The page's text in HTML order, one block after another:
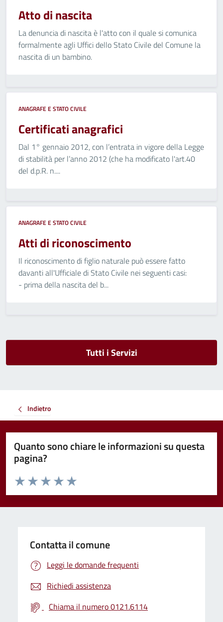
Atto di nascita
La denuncia di nascita è l'atto con il quale si comunica
formalmente agli Uffici dello Stato Civile del Comune la
nascita di un bambino.
ANAGRAFE E STATO CIVILE
Certificati anagrafici
Dal 1° gennaio 2012, con l’entrata in vigore della Legge
di stabilità per l’anno 2012 (che ha modificato l'art.40
del d.p.R. n....
ANAGRAFE E STATO CIVILE
Atti di riconoscimento
Il riconoscimento di figlio naturale può essere fatto
davanti all'Ufficiale di Stato Civile nei seguenti casi:
- prima della nascita del b...
Tutti i Servizi
Indietro
Quanto sono chiare le informazioni su questa
pagina?
Valuta da 1 a 5 stelle la pagina
Valuta 5 stelle su 5
Valuta 4 stelle su 5
Valuta 3 stelle su 5
Valuta 2 stelle su 5
Valuta 1 stelle su 5
Contatta il comune
Leggi le domande frequenti
Richiedi assistenza
Chiama il numero 0121.6114